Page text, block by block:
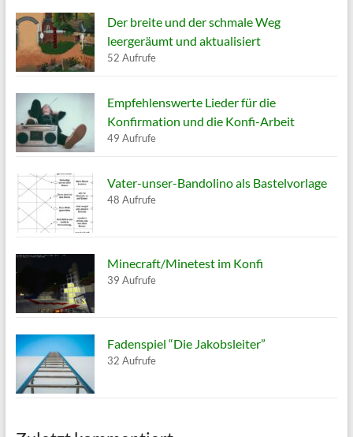
Der breite und der schmale Weg
leergeräumt und aktualisiert
52 Aufrufe
Empfehlenswerte Lieder für die
Konfirmation und die Konfi-Arbeit
49 Aufrufe
Vater-unser-Bandolino als Bastelvorlage
48 Aufrufe
Minecraft/Minetest im Konfi
39 Aufrufe
Fadenspiel “Die Jakobsleiter”
32 Aufrufe